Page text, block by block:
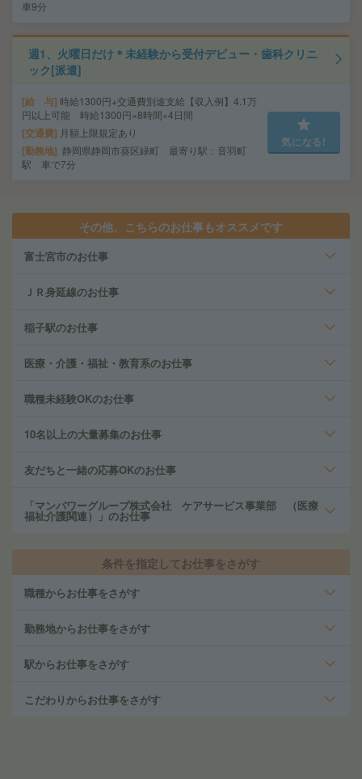
車9分
週1、火曜日だけ＊未経験から受付デビュー・歯科クリニ
ック[派遣]
給 与 時給1300円+交通費別途支給【収入例】4.1万
円以上可能 時給1300円×8時間×4日間
交通費 月額上限規定あり
勤務地
静岡県静岡市葵区緑町 最寄り駅：音羽町
駅 車で7分
気になる!
その他、こちらのお仕事もオススメです
富士宮市のお仕事
ＪＲ身延線のお仕事
稲子駅のお仕事
医療・介護・福祉・教育系のお仕事
職種未経験OKのお仕事
10名以上の大量募集のお仕事
友だちと一緒の応募OKのお仕事
「マンパワーグループ株式会社 ケアサービス事業部 （医療
福祉介護関連）」のお仕事
条件を指定してお仕事をさがす
職種からお仕事をさがす
勤務地からお仕事をさがす
駅からお仕事をさがす
こだわりからお仕事をさがす